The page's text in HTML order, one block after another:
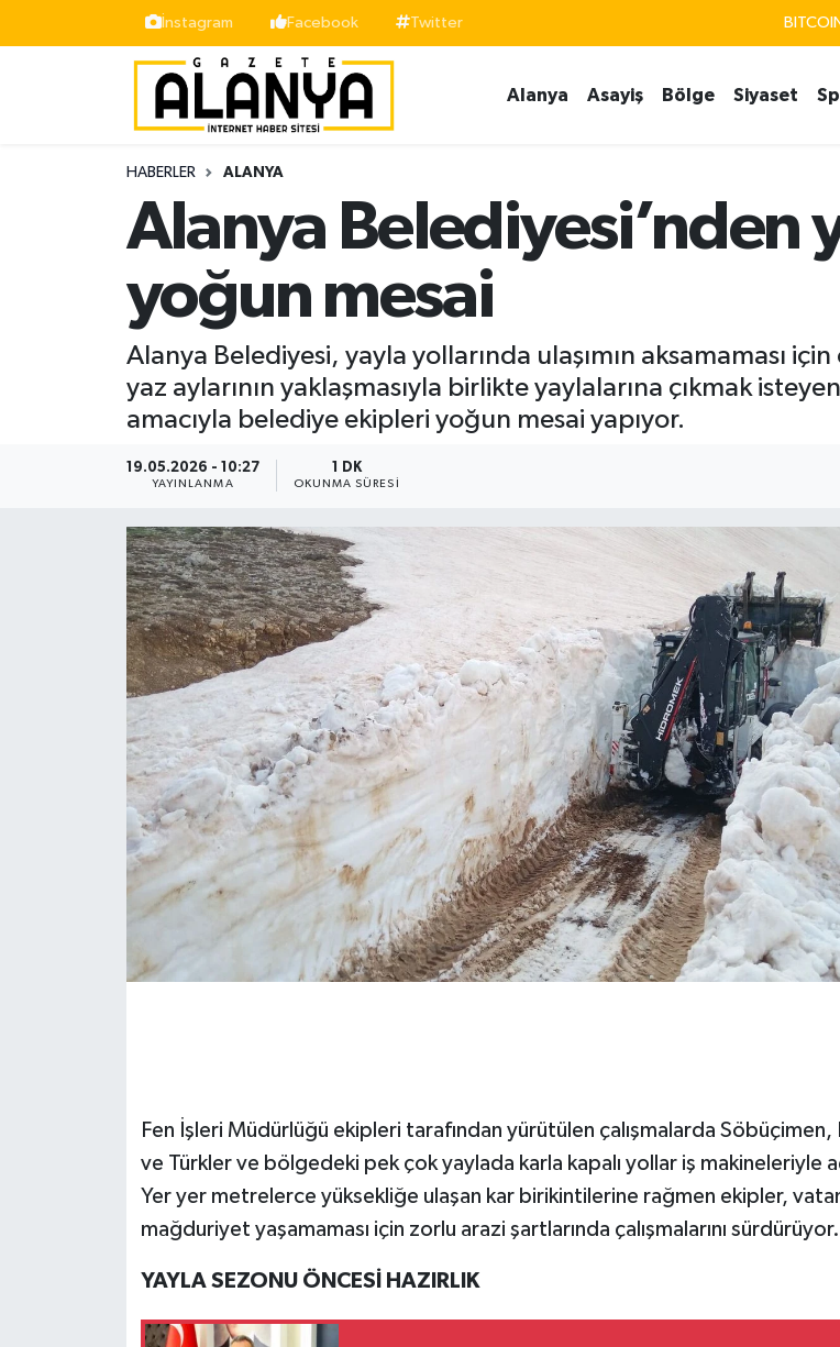
İnstagram Facebook Twitter
Alanya Asayiş Bölge Siyaset
HABERLER ALANYA
Alanya Belediyesi’nden
yoğun mesai
Alanya Belediyesi, yayla yollarında ulaşımın aksamaması
yaz aylarının yaklaşmasıyla birlikte yaylalarına çıkmak
amacıyla belediye ekipleri yoğun mesai yapıyor.
19.05.2026 - 10:27
YAYINLANMA
1 DK
OKUNMA SÜRESI
Fen İşleri Müdürlüğü ekipleri tarafından yürütülen çalışmalarda Söbüçimen,
ve Türkler ve bölgedeki pek çok yaylada karla kapalı yollar iş makineleriyle
Yer yer metrelerce yüksekliğe ulaşan kar birikintilerine rağmen ekipler,
mağduriyet yaşamaması için zorlu arazi şartlarında çalışmalarını sürdürüyor.
YAYLA SEZONU ÖNCESİ HAZIRLIK
Siyaset
Ekonomi
Gazipaşa
İstanbul Nöbetçi Eczaneler
İstanbul Hava Durumu
Süper Lig Puan Durumu ve Fikstür
Tüm Manşetler
Son Dakika Haberleri
Haber Arşivi